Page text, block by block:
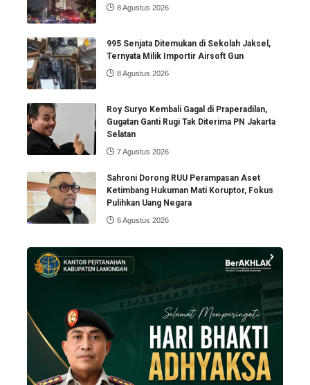
8 Agustus 2026
995 Senjata Ditemukan di Sekolah Jaksel,
Ternyata Milik Importir Airsoft Gun
8 Agustus 2026
Roy Suryo Kembali Gagal di Praperadilan,
Gugatan Ganti Rugi Tak Diterima PN Jakarta
Selatan
7 Agustus 2026
Sahroni Dorong RUU Perampasan Aset
Ketimbang Hukuman Mati Koruptor, Fokus
Pulihkan Uang Negara
6 Agustus 2026